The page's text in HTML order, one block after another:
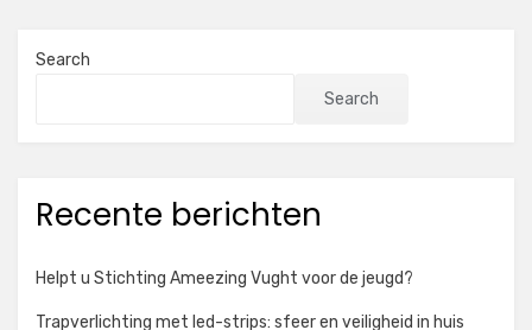
Search
Search
Recente berichten
Helpt u Stichting Ameezing Vught voor de jeugd?
Trapverlichting met led-strips: sfeer en veiligheid in huis